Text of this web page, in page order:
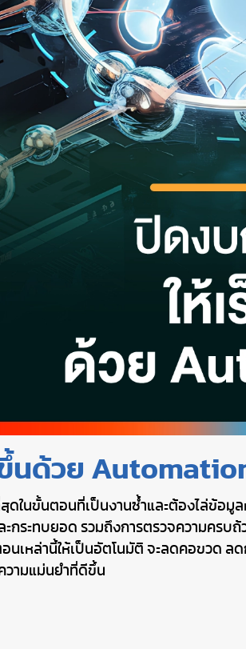
ขึ้นด้วย
ในขั้นตอนที่เป็นงานซ้ำและต้องไล่ข้อมู
ะกระทบยอด รวมถึงการตรวจความคร
เหล่านี้ให้เป็นอัตโนมัติ จะลดคอขวด ล
วามแม่นยำที่ดีขึ้น